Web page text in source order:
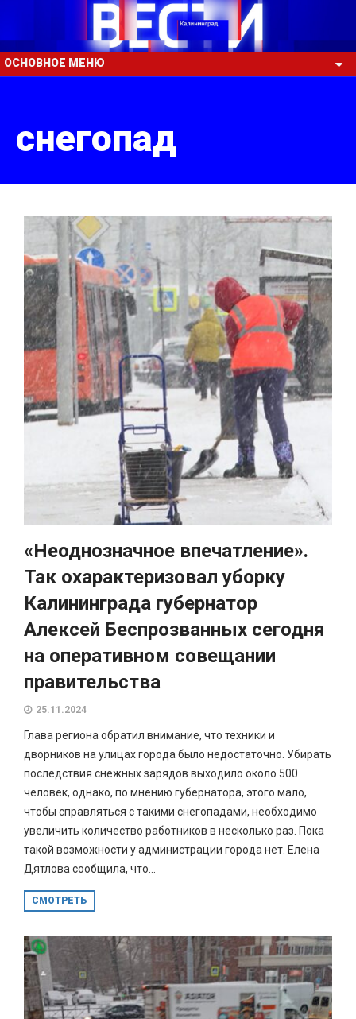
ОСНОВНОЕ МЕНЮ
снегопад
«Неоднозначное впечатление».
Так охарактеризовал уборку
Калининграда губернатор
Алексей Беспрозванных сегодня
на оперативном совещании
правительства
25.11.2024
Глава региона обратил внимание, что техники и
дворников на улицах города было недостаточно. Убирать
последствия снежных зарядов выходило около 500
человек, однако, по мнению губернатора, этого мало,
чтобы справляться с такими снегопадами, необходимо
увеличить количество работников в несколько раз. Пока
такой возможности у администрации города нет. Елена
Дятлова сообщила, что...
СМОТРЕТЬ